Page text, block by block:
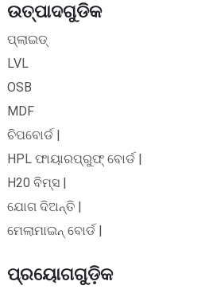
ଉତ୍ପାଦଗୁଡିକ
ପ୍ଲାଇଡ୍
LVL
OSB
MDF
ଚିପବୋର୍ଡ |
HPL ଫାୟାରପ୍ରୁଫ୍ ବୋର୍ଡ |
H20 ବିମ୍ସ |
ଯୋଗ ଦିଅନ୍ତି |
ମେଲାମାଇନ୍ ବୋର୍ଡ |
ପ୍ରୟୋଗଗୁଡ଼ିକ